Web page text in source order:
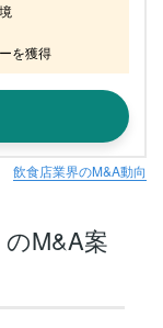
を獲得
飲食店業界のM&A動向
のM&A案